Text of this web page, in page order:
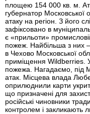
площею 154 000 кв. м.
губернатор Московської
атаку на регіон. З його
зафіксовано в
є «прильоти»
пожеж. Найбільша з них
в Чехово Московської
приміщення Wildberries.
пожежа. Нагадаємо, під
атак. Місцева влада
оприлюднили карти
що призначені для
російські чиновники
контролем і закликають